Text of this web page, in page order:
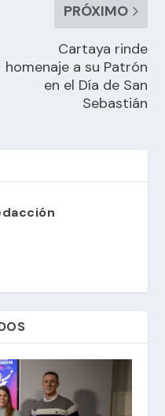
PRÓXIMO
Cartaya rinde
homenaje a su Patrón
en el Día de San
Sebastián